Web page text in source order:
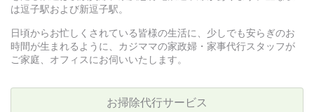
は逗子駅および新逗子駅。
日頃からお忙しくされている皆様の生活に、少しでも安らぎのお
時間が生まれるように、カジママの家政婦・家事代行スタッフが
ご家庭、オフィスにお伺いいたします。
お掃除代行サービス